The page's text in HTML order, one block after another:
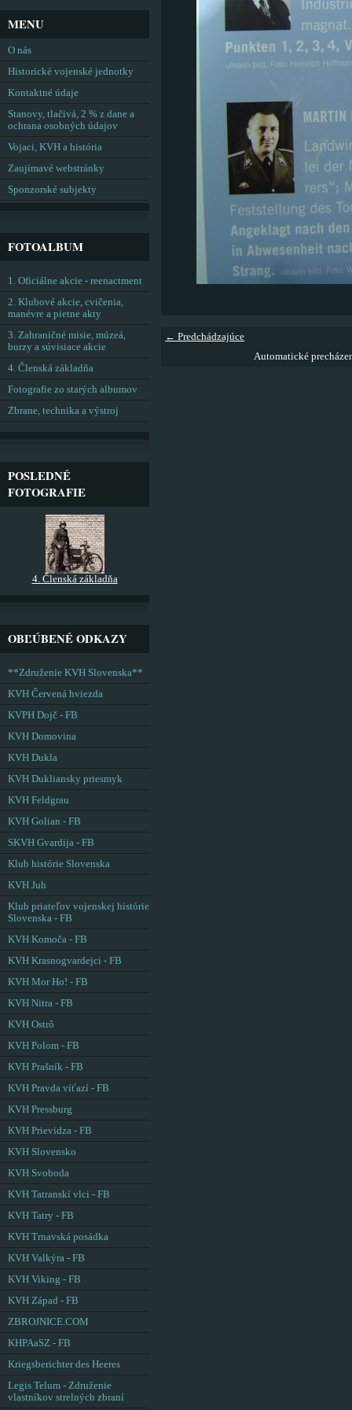
← Predchádzajúce
Automatické
MENU
O nás
Historické vojenské jednotky
Kontaktné údaje
Stanovy, tlačivá, 2 % z dane a
ochrana osobných údajov
Vojaci, KVH a história
Zaujímavé webstránky
Sponzorské subjekty
FOTOALBUM
1. Oficiálne akcie - reenactment
2. Klubové akcie, cvičenia,
manévre a pietne akty
3. Zahraničné misie, múzeá,
burzy a súvisiace akcie
4. Členská základňa
Fotografie zo starých albumov
Zbrane, technika a výstroj
POSLEDNÉ
FOTOGRAFIE
4. Členská základňa
OBĽÚBENÉ ODKAZY
**Združenie KVH Slovenska**
KVH Červená hviezda
KVPH Dojč - FB
KVH Domovina
KVH Dukla
KVH Dukliansky priesmyk
KVH Feldgrau
KVH Golian - FB
SKVH Gvardija - FB
Klub histórie Slovenska
KVH Juh
Klub priateľov vojenskej histórie
Slovenska - FB
KVH Komoča - FB
KVH Krasnogvardejci - FB
KVH Mor Ho! - FB
KVH Nitra - FB
KVH Ostrô
KVH Polom - FB
KVH Prašník - FB
KVH Pravda víťazí - FB
KVH Pressburg
KVH Prievidza - FB
KVH Slovensko
KVH Svoboda
KVH Tatranskí vlci - FB
KVH Tatry - FB
KVH Trnavská posádka
KVH Valkýra - FB
KVH Viking - FB
KVH Západ - FB
ZBROJNICE.COM
KHPAaSZ - FB
Kriegsberichter des Heeres
Legis Telum - Združenie
vlastníkov strelných zbraní